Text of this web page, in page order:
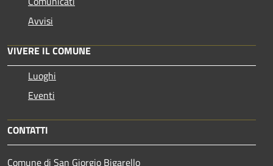
Avvisi
VIVERE IL COMUNE
Luoghi
Eventi
CONTATTI
Comune di San Giorgio Bigarello